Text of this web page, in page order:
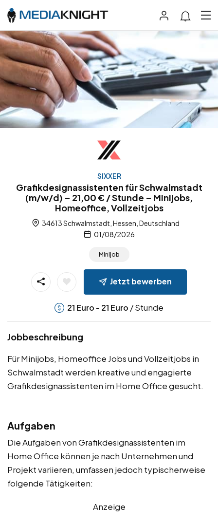
SIXXER
Grafikdesignassistenten für Schwalmstadt
(m/w/d) – 21,00 € / Stunde – Minijobs,
Homeoffice, Vollzeitjobs
34613 Schwalmstadt, Hessen, Deutschland
01/08/2026
Minijob
Jetzt bewerben
21 Euro - 21 Euro / Stunde
Jobbeschreibung
Für Minijobs, Homeoffice Jobs und Vollzeitjobs in
Schwalmstadt werden kreative und engagierte
Grafikdesignassistenten im Home Office gesucht.
Aufgaben
Die Aufgaben von Grafikdesignassistenten im
Home Office können je nach Unternehmen und
Projekt variieren, umfassen jedoch typischerweise
folgende Tätigkeiten:
Anzeige